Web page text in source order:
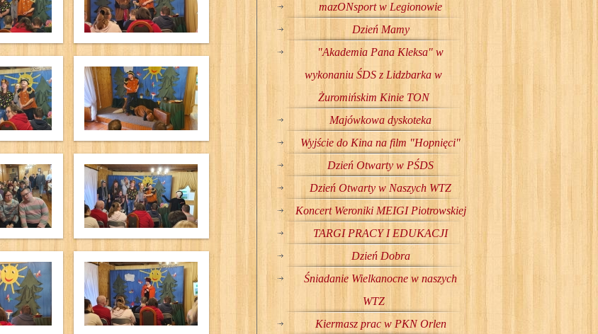
mazONsport w Legionowie
Dzień Mamy
"Akademia Pana Kleksa" w
wykonaniu ŚDS z Lidzbarka w
Żuromińskim Kinie TON
Majówkowa dyskoteka
Wyjście do Kina na film "Hopnięci"
Dzień Otwarty w PŚDS
Dzień Otwarty w Naszych WTZ
Koncert Weroniki MEIGI Piotrowskiej
TARGI PRACY I EDUKACJI
Dzień Dobra
Śniadanie Wielkanocne w naszych
WTZ
Kiermasz prac w PKN Orlen